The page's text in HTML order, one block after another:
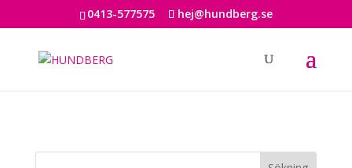
0413-577575 hej@hundberg.se